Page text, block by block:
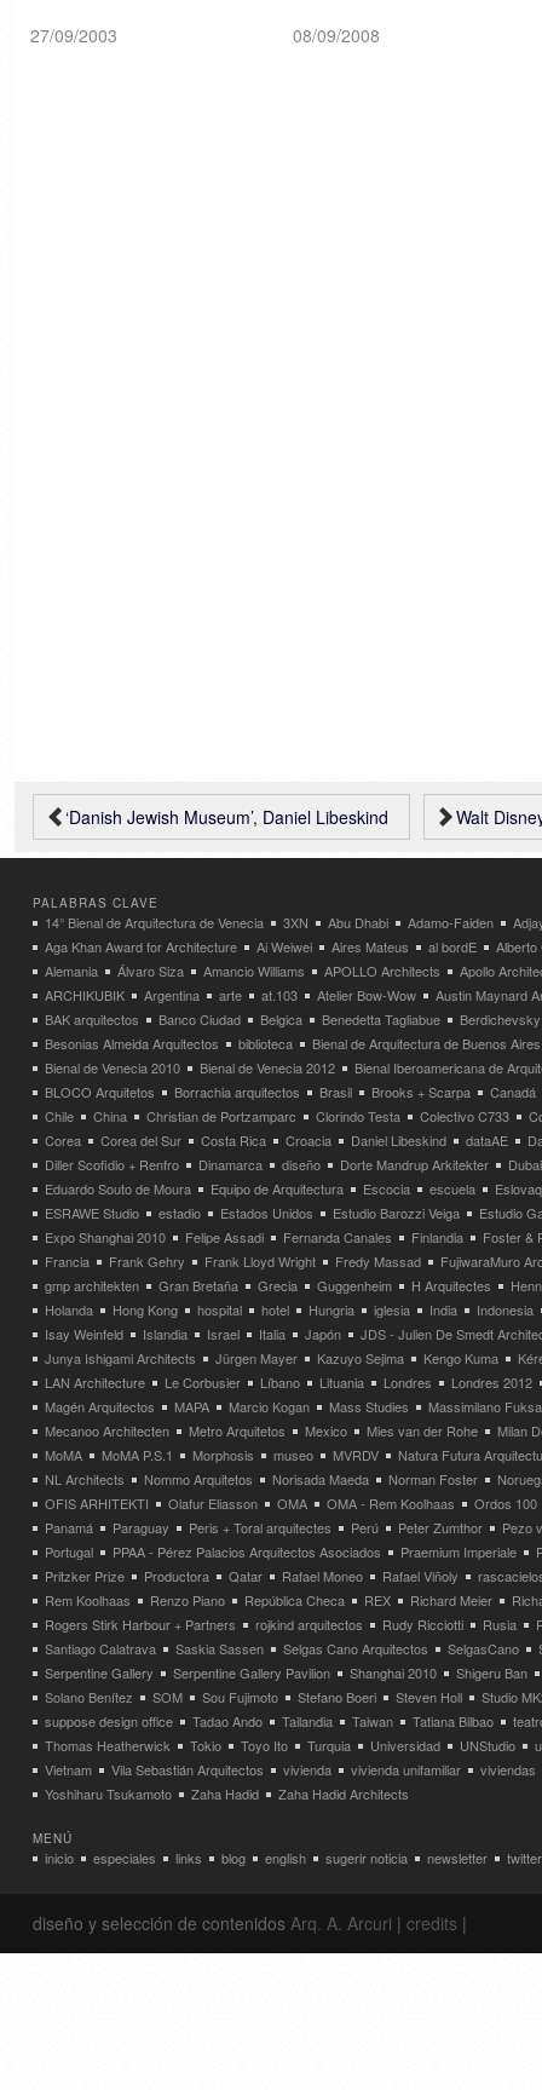
finalmente, entre críticas y
27/09/2003
inauguración oficial prevista
08/09/2008
Walt Disney
‘Danish Jewish Museum’, Daniel Libeskind
PALABRAS CLAVE
14° Bienal de Arquitectura de Venecia 3XN Abu Dhabi Adamo-Faiden
Aga Khan Award for Architecture
Ai Weiwei Aires Mateus al bordE
Alberto
Alemania
Álvaro Siza Amancio Williams APOLLO Architects
Apollo
ARCHIKUBIK
Argentina arte at.103 Atelier Bow-Wow
Austin Maynard
BAK arquitectos
Banco Ciudad Belgica Benedetta Tagliabue
Besonias Almeida Arquitectos
biblioteca
Bienal de Arquitectura de Buenos Aires
Bienal de Venecia 2010
Bienal de Venecia 2012
Bienal Iberoamericana de
BLOCO Arquitetos
Borrachia arquitectos Brasil Brooks + Scarpa
Canadá
Chile
China Christian de Portzamparc Clorindo Testa Colectivo C733
Corea
Corea del Sur Costa Rica Croacia Daniel Libeskind dataAE
Diller Scofidio + Renfro
Dinamarca diseño Dorte Mandrup Arkitekter
Dubai
Eduardo Souto de Moura
Equipo de Arquitectura Escocia escuela
ESRAWE Studio
estadio Estados Unidos Estudio Barozzi Veiga
Estudio
Expo Shanghai 2010
Felipe Assadi Fernanda Canales Finlandia
Foster &
Francia
Frank Gehry Frank Lloyd Wright Fredy Massad
FujiwaraMuro
gmp architekten
Gran Bretaña Grecia Guggenheim H Arquitectes
Holanda
Hong Kong hospital hotel Hungria iglesia India
Indonesia
Isay Weinfeld
Islandia Israel Italia Japón
JDS - Julien De Smedt
Junya Ishigami Architects
Jürgen Mayer Kazuyo Sejima Kengo Kuma
LAN Architecture
Le Corbusier Líbano Lituania Londres
Londres 2012
Magén Arquitectos
MAPA Marcio Kogan Mass Studies
Massimilano
Mecanoo Architecten
Metro Arquitetos Mexico Mies van der Rohe
Milan
MoMA
MoMA P.S.1 Morphosis museo MVRDV
Natura Futura
NL Architects
Nommo Arquitetos Norisada Maeda Norman Foster
OFIS ARHITEKTI
Olafur Eliasson OMA OMA - Rem Koolhaas
Ordos 100
Panamá
Paraguay Peris + Toral arquitectes Perú Peter Zumthor
Pezo
Portugal
PPAA - Pérez Palacios Arquitectos Asociados Praemium Imperiale
Pritzker Prize
Productora Qatar Rafael Moneo Rafael Viñoly
Rem Koolhaas
Renzo Piano República Checa REX Richard Meier
Rogers Stirk Harbour + Partners
rojkind arquitectos Rudy Ricciotti Rusia
Santiago Calatrava
Saskia Sassen Selgas Cano Arquitectos SelgasCano
Serpentine Gallery
Serpentine Gallery Pavilion Shanghai 2010
Shigeru Ban
Solano Benítez
SOM Sou Fujimoto Stefano Boeri Steven Holl
Studio
suppose design office
Tadao Ando Tailandia Taiwan Tatiana Bilbao
Thomas Heatherwick
Tokio Toyo Ito Turquia Universidad UNStudio
Vietnam
Vila Sebastián Arquitectos vivienda vivienda unifamiliar
viviendas
Yoshiharu Tsukamoto
Zaha Hadid Zaha Hadid Architects
MENÚ
inicio especiales links blog english sugerir noticia newsletter twitter
diseño y selección de contenidos Arq. A. Arcuri | credits |